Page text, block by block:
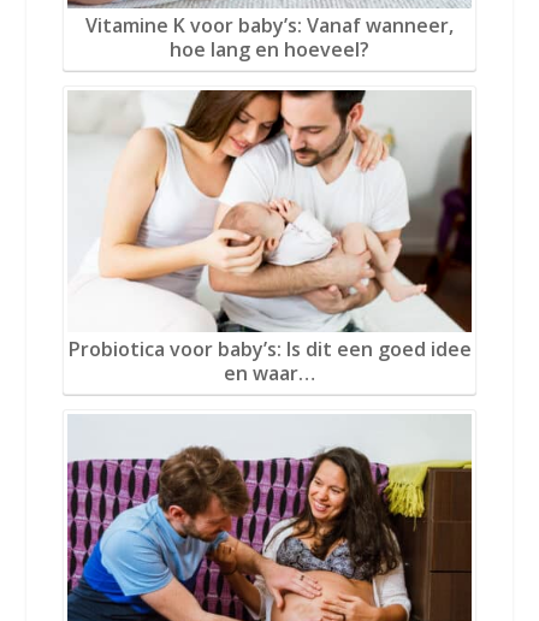
Vitamine K voor baby’s: Vanaf wanneer,
hoe lang en hoeveel?
Probiotica voor baby’s: Is dit een goed idee
en waar…